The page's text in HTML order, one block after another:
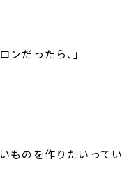
ンだったら、」
ものを作りたいってい